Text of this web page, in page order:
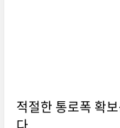
적절한 통로폭 확